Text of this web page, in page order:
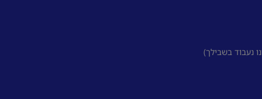
נעבוד בשבילך)